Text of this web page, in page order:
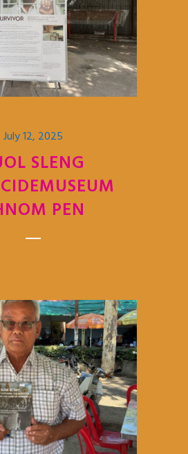
July 12, 2025
SLENG
PEN